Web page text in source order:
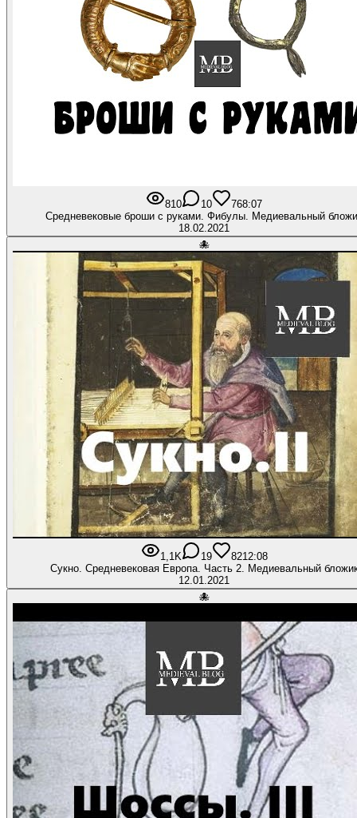
810 10 768:07
Средневековые броши с руками. Фибулы. Медиевальный
18.02.2021
🐙
1,1K 19 8212:08
Сукно. Средневековая Европа. Часть 2. Медиевальный
12.01.2021
🐙